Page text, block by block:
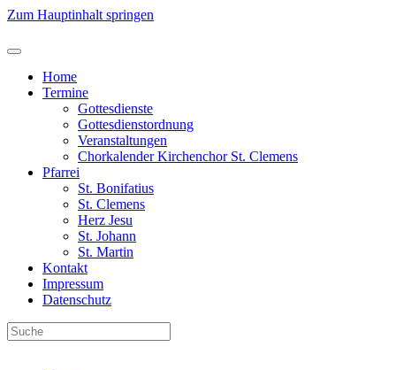
Zum Hauptinhalt springen
Home
Termine
Gottesdienste
Gottesdienstordnung
Veranstaltungen
Chorkalender Kirchenchor St. Clemens
Pfarrei
St. Bonifatius
St. Clemens
Herz Jesu
St. Johann
St. Martin
Kontakt
Impressum
Datenschutz